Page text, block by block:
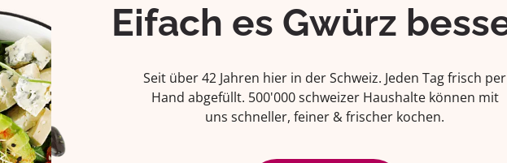
Eifach es Gwürz
Seit über 42 Jahren hier in der Schweiz. Jeden Tag frisch per
Hand abgefüllt. 500'000 schweizer Haushalte können mit
uns schneller, feiner & frischer kochen.